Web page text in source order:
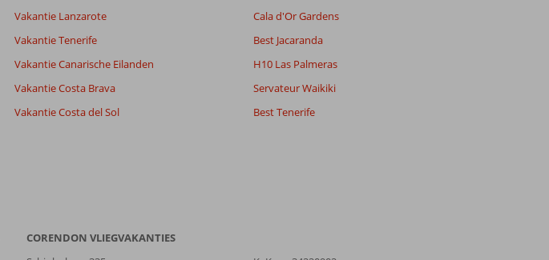
Vakantie Lanzarote
Vakantie Tenerife
Vakantie Canarische Eilanden
Vakantie Costa Brava
Vakantie Costa del Sol
Cala d'Or Gardens
Best Jacaranda
H10 Las Palmeras
Servateur Waikiki
Best Tenerife
CORENDON VLIEGVAKANTIES